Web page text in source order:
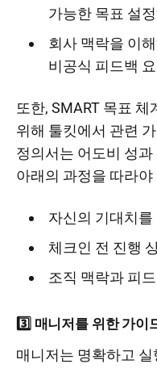
가능한 목표 설
회사 맥락을 이
비공식 피드백
또한, SMART 목표
위해 툴킷에서 관련
정의서는 어도비 성
아래의 과정을 따라야
자신의 기대치
체크인 전 진행
조직 맥락과 피
3️⃣ 매니저를 위한 가이
매니저는 명확하고